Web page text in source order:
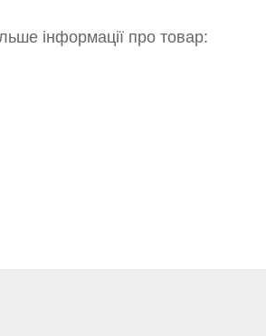
інформації про товар: